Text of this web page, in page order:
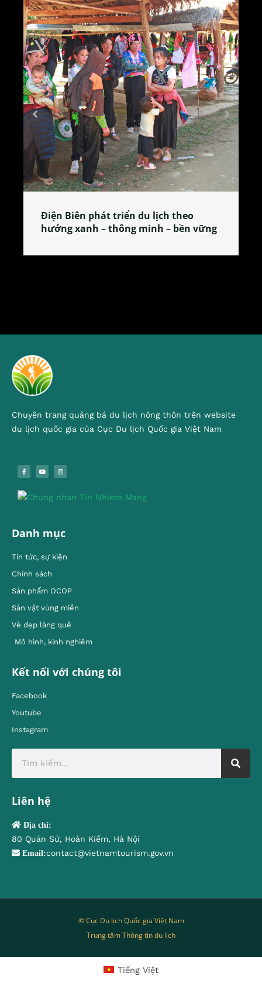
Làng làm bánh tẻ Phú Nhi – nơi lan
tỏa đặc sản xứ Đoài
Chuyên trang quảng bá du lịch nông thôn trên website
du lịch quốc gia của Cục Du lịch Quốc gia Việt Nam
Danh mục
Tin tức, sự kiện
Chính sách
Sản phẩm OCOP
Sản vật vùng miền
Vẻ đẹp làng quê
Mô hình, kinh nghiêm
Kết nối với chúng tôi
Facebook
Youtube
Instagram
Liên hệ
Địa chỉ:
80 Quán Sứ, Hoàn Kiếm, Hà Nội
Email:contact@vietnamtourism.gov.vn
© Cục Du lịch Quốc gia Việt Nam
Trung tâm Thông tin du lịch
Tiếng Việt